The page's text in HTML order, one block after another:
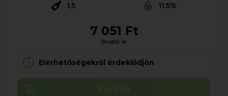
1,5 11.5%
7 051 Ft
Bruttó ár
Elérhetőségekről érdeklődjön
Kosárba